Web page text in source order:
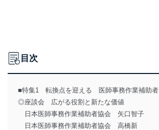
目次
■特集1 転換点を迎える 医師事務作業補助者
◎座談会 広がる役割と新たな価値
日本医師事務作業補助者協会 矢口智子
日本医師事務作業補助者協会 高橋新